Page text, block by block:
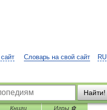
RU
Словарь на свой сайт
Найти!
Книги Игры ⚽